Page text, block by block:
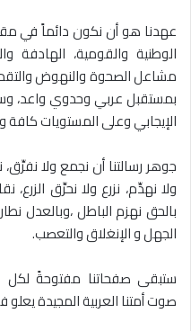
عهدنا هو أن نكون دائماً في
الوطنية والقومية، الهادفة
مشاعل الصحوة والنهوض والتقدم
بمستقبل عربي وحدوي واعد،
الإيجابي وعلى المستويات كافة
جوهر رسالتنا أن نجمع ولا
ولا نهدِّم، نزرع ولا نحرِّق
بالحق نهزم الباطل ،وبالعدل
الجهل و الإنغلاق والتعصب.
ستبقى صفحاتنا مفتوحةً لكل
صوت أمتنا العربية المجيدة